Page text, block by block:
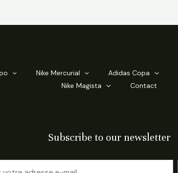
Nike Mercurial Adidas Copa
Nike Magista
Contact
Subscribe to our newsletter